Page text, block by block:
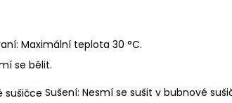
Maximální teplota 30 °C.
se bělit.
Sušení: Nesmí se sušit v bubnové